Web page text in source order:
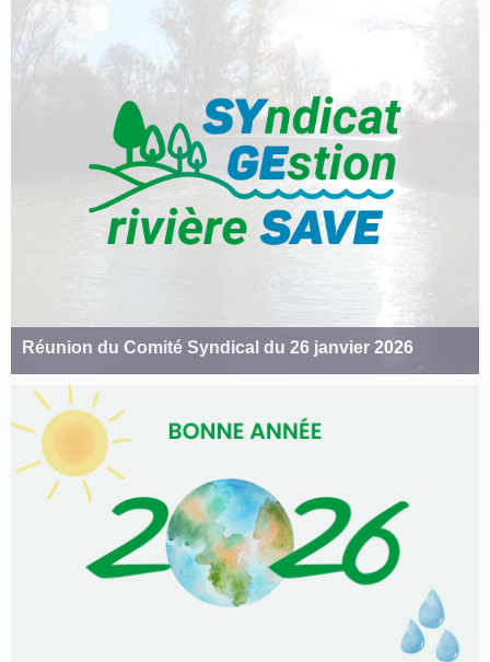
Réunion du Comité Syndical du 26 janvier 2026